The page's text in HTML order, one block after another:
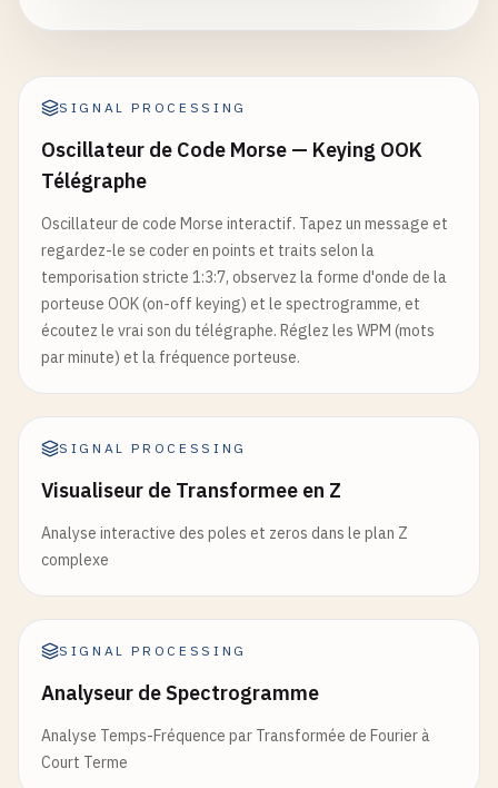
SIGNAL PROCESSING
Oscillateur de Code Morse — Keying OOK
Télégraphe
Oscillateur de code Morse interactif. Tapez un message et
regardez-le se coder en points et traits selon la
temporisation stricte 1:3:7, observez la forme d'onde de la
porteuse OOK (on-off keying) et le spectrogramme, et
écoutez le vrai son du télégraphe. Réglez les WPM (mots
par minute) et la fréquence porteuse.
SIGNAL PROCESSING
Visualiseur de Transformee en Z
Analyse interactive des poles et zeros dans le plan Z
complexe
SIGNAL PROCESSING
Analyseur de Spectrogramme
Analyse Temps-Fréquence par Transformée de Fourier à
Court Terme